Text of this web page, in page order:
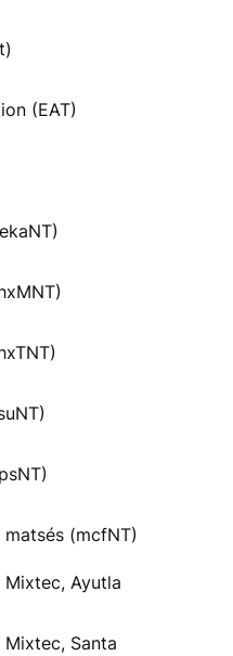
(EAT)
(mcfNT)
Mixtec, Ayutla
Santa